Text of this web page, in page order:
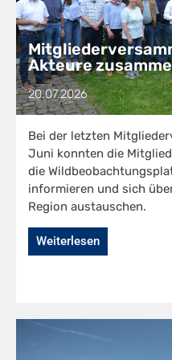
Akteure
20.07.2026
Bei der letzten
Juni konnten die
die
informieren und sich
Region austauschen.
Weiterlesen